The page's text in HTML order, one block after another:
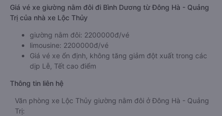
Giá vé xe giường nằm đôi đi Bình Dương từ Đông Hà - Quảng
Trị của nhà xe Lộc Thủy
giường nằm đôi: 2200000đ/vé
limousine: 2200000đ/vé
Giá vé xe ổn định, không tăng giảm đột xuất trong các
dịp Lễ, Tết cao điểm
Thông tin liên hệ
Văn phòng xe Lộc Thủy giường nằm đôi ở Đông Hà - Quảng
Trị: